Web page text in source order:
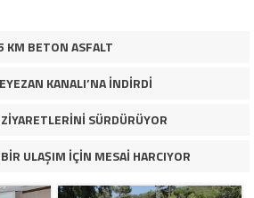
KM BETON ASFALT
KANALI’NA İNDİRDİ
SÜRDÜRÜYOR
ULAŞIM İÇİN MESAİ HARCIYOR